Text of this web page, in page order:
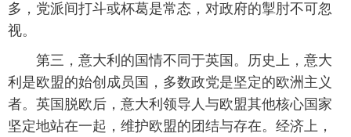
多，党派间打斗或杯葛是常态，对政府的掣肘不可忽
视。
第三，意大利的国情不同于英国。历史上，意大
利是欧盟的始创成员国，多数政党是坚定的欧洲主义
者。英国脱欧后，意大利领导人与欧盟其他核心国家
坚定地站在一起，维护欧盟的团结与存在。经济上，